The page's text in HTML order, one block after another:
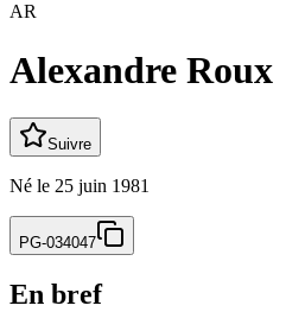
AR
Alexandre Roux
Suivre
Né le 25 juin 1981
PG-034047
En bref